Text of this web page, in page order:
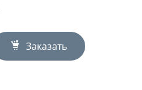
Заказать